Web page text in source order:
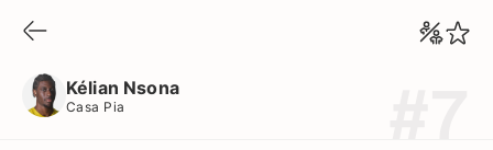
Kélian Nsona
Casa Pia